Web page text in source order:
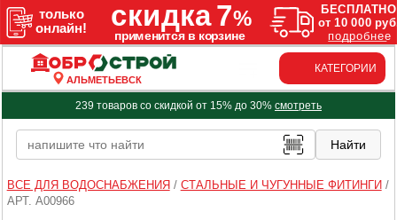
АЛЬМЕТЬЕВСК
КАТЕГОРИИ
239 товаров со скидкой от 15% до 30% смотреть
ВСЕ ДЛЯ ВОДОСНАБЖЕНИЯ / СТАЛЬНЫЕ И ЧУГУННЫЕ ФИТИНГИ /
АРТ. A00966